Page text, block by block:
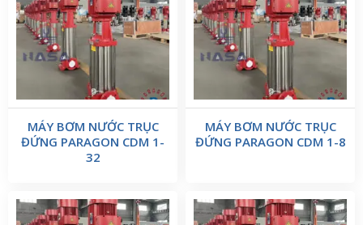
MÁY BƠM NƯỚC TRỤC
ĐỨNG PARAGON CDM 1-
32
MÁY BƠM NƯỚC TRỤC
ĐỨNG PARAGON CDM 1-8